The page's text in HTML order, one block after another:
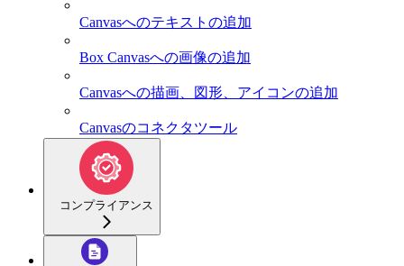
Canvasへのテキストの追加
Box Canvasへの画像の追加
Canvasへの描画、図形、アイコンの追加
Canvasのコネクタツール
コンプライアンス